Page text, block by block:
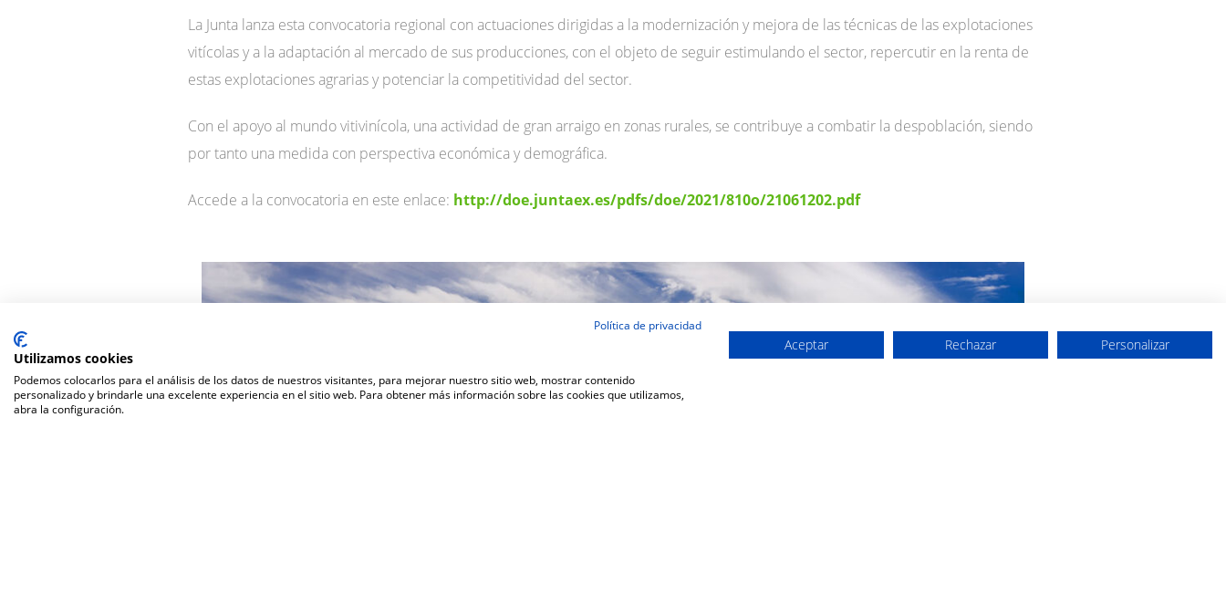
La Junta lanza esta convocatoria regional con actuaciones dirigidas a la modernización y mejora de las técnicas de las explotaciones
vitícolas y a la adaptación al mercado de sus producciones, con el objeto de seguir estimulando el sector, repercutir en la renta de
estas explotaciones agrarias y potenciar la competitividad del sector.
Con el apoyo al mundo vitivinícola, una actividad de gran arraigo en zonas rurales, se contribuye a combatir la despoblación, siendo
por tanto una medida con perspectiva económica y demográfica.
Accede a la convocatoria en este enlace: http://doe.juntaex.es/pdfs/doe/2021/810o/21061202.pdf
Política de privacidad
Utilizamos cookies
Podemos colocarlos para el análisis de los datos de nuestros visitantes, para mejorar nuestro sitio web, mostrar contenido
personalizado y brindarle una excelente experiencia en el sitio web. Para obtener más información sobre las cookies que utilizamos,
abra la configuración.
Aceptar Rechazar Personalizar